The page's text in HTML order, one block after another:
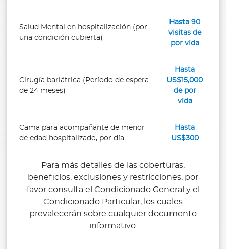
Salud Mental en hospitalización (por
una condición cubierta)
Hasta 90
visitas de
por vida
Cirugía bariátrica (Período de espera
de 24 meses)
Hasta
US$15,000
de por
vida
Cama para acompañante de menor
de edad hospitalizado, por día
Hasta
US$300
Para más detalles de las coberturas,
beneficios, exclusiones y restricciones, por
favor consulta el Condicionado General y el
Condicionado Particular, los cuales
prevalecerán sobre cualquier documento
informativo.